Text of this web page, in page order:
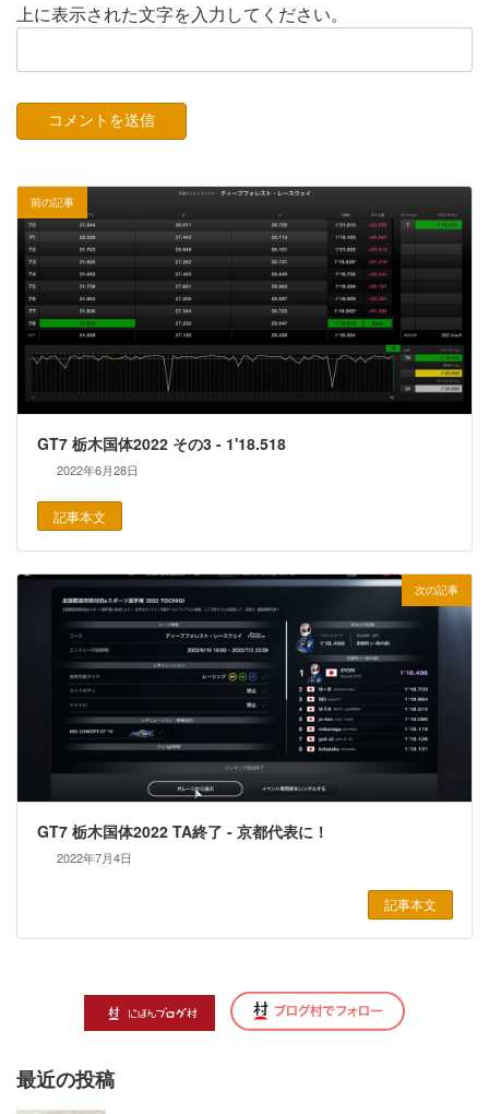
上に表示された文字を入力してください。
前の記事
GT7 栃木国体2022 その3 - 1'18.518
2022年6月28日
記事本文
次の記事
GT7 栃木国体2022 TA終了 - 京都代表に！
2022年7月4日
記事本文
最近の投稿